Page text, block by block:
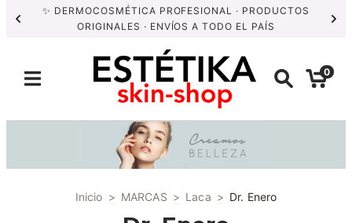
✨ DERMOCOSMÉTICA PROFESIONAL · PRODUCTOS
ORIGINALES · ENVÍOS A TODO EL PAÍS
0
Inicio > MARCAS > Laca > Dr. Enero